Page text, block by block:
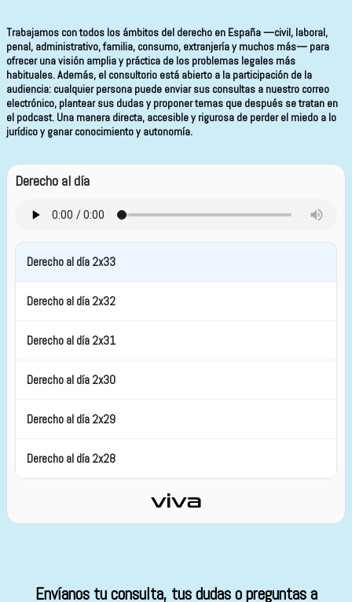
Trabajamos contodos los ámbitos del derecho en España—civil, laboral,
penal, administrativo, familia, consumo, extranjería y muchos más— para
ofrecer una visión amplia y práctica de los problemas legales más
habituales. Además, el consultorio está abierto a la participación de la
audiencia: cualquier persona puede enviar sus consultas a nuestro correo
electrónico, plantear sus dudas y proponer temas que después se tratan en
el podcast. Una manera directa, accesible y rigurosa de perder el miedo a lo
jurídico y ganar conocimiento y autonomía.
Derecho al día
Derecho al día 2x33
Derecho al día 2x32
Derecho al día 2x31
Derecho al día 2x30
Derecho al día 2x29
Derecho al día 2x28
Envíanos tu consulta, tus dudas o preguntas a